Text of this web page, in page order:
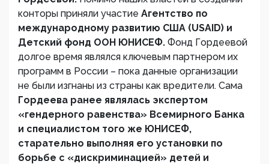
конторы приняли участие Агентство по
международному развитию США (USAID) и
Детский фонд ООН ЮНИСЕФ. Фонд Гордеевой
долгое время являлся ключевым партнером их
программ в России – пока данные организации
не были изгнаны из страны как вредители. Сама
Гордеева ранее являлась экспертом
«гендерного равенства» Всемирного Банка
и специалистом того же ЮНИСЕФ,
старательно выполняя его установки по
борьбе с «дискриминацией» детей и